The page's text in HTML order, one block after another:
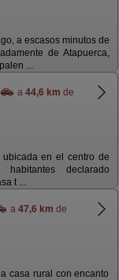
a escasos minutos de
de Atapuerca,
...
a 44,6 km de
en el centro de
declarado
t ...
a 47,6 km de
casa rural con encanto